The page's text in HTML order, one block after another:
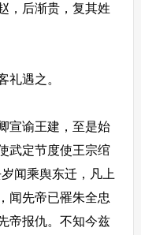
，后渐贵，复其姓
遇之。
谕王建，至是始
武定节度使王宗绾
闻乘舆东迁，凡上
闻先帝已罹朱全忠
帝报仇。不知今兹